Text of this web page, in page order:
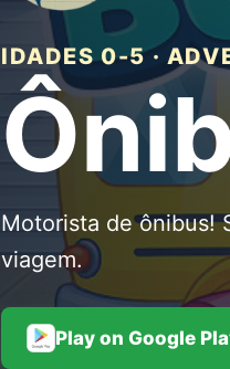
IDADES 0-5 ·
Motorista de ônibus!
viagem.
Play on Google